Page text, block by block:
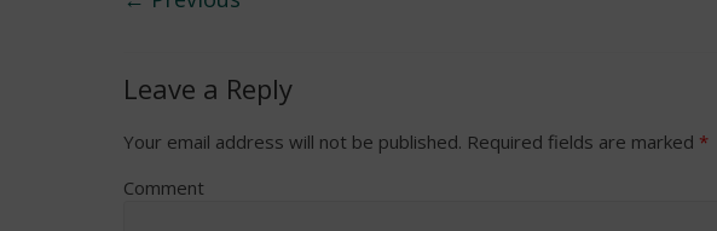
Leave a Reply
Your email address will not be published. Required fields are marked *
Comment